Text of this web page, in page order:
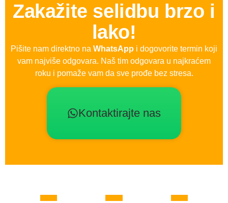
Zakažite selidbu brzo i
lako!
Pišite nam direktno na WhatsApp i dogovorite termin koji
vam najviše odgovara. Naš tim odgovara u najkraćem
roku i pomaže vam da sve prođe bez stresa.
Kontaktirajte nas